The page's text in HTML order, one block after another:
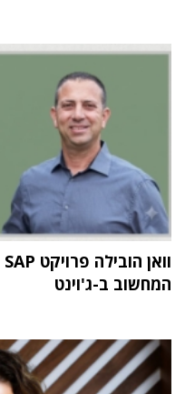
המחשוב ב-ג'וינט